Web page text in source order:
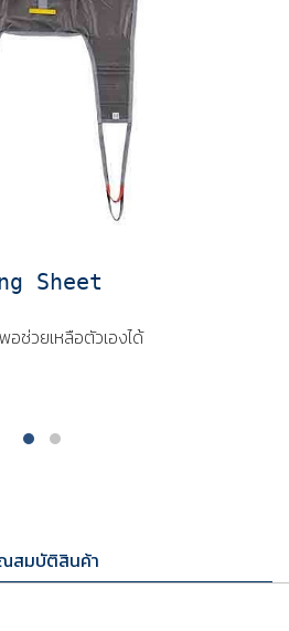
Sheet
ช่วยเหลือตัวเองได้
สมบัติสินค้า